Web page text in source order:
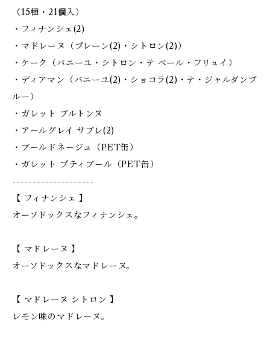
（15種・21個入）
・フィナンシェ(2)
・マドレーヌ（プレーン(2)・シトロン(2)）
・ケーク（バニーユ・シトロン・テ ベール・フリュイ）
・ディアマン（バニーユ(2)・ショコラ(2)・テ・ジャルダンブ
ルー）
・ガレット ブルトンヌ
・アールグレイ サブレ(2)
・ブールドネージュ（PET缶）
・ガレット プティブール（PET缶）
--------------------
【 フィナンシェ 】
オーソドックスなフィナンシェ。
【 マドレーヌ 】
オーソドックスなマドレーヌ。
【 マドレーヌ シトロン 】
レモン味のマドレーヌ。